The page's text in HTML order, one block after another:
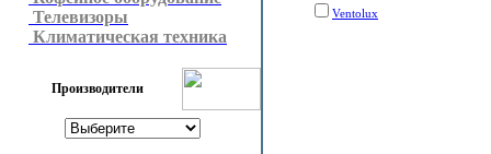
Телевизоры
Климатическая техника
Производители
Ventolux